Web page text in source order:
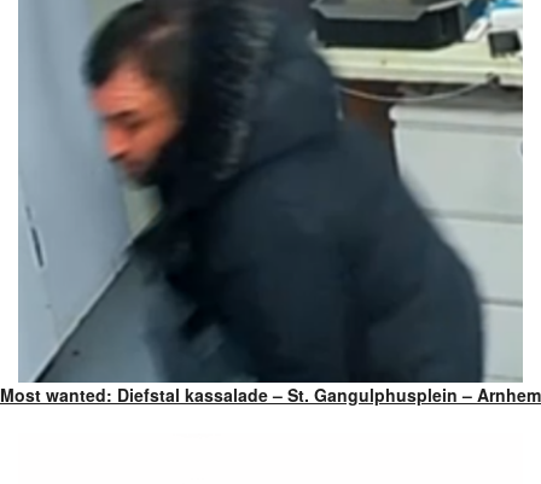
Most wanted: Diefstal kassalade – St. Gangulphusplein – Arnhem